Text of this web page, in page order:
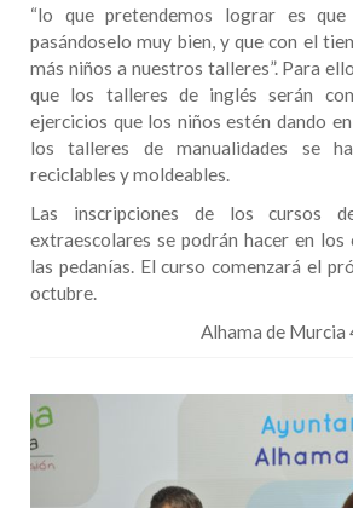
“lo que pretendemos lograr es
pasándoselo muy bien, y que con el
más niños a nuestros talleres”. Para
que los talleres de inglés serán
ejercicios que los niños estén dando
los talleres de manualidades se
reciclables y moldeables.
Las inscripciones de los cursos
extraescolares se podrán hacer en
las pedanías. El curso comenzará el
octubre.
Alhama de Murcia